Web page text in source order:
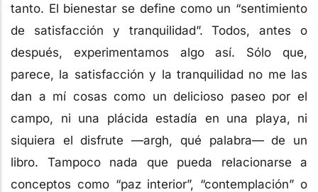
tanto. El bienestar se define como un “sentimiento
de satisfacción y tranquilidad”. Todos, antes o
después, experimentamos algo así. Sólo que,
parece, la satisfacción y la tranquilidad no me las
dan a mí cosas como un delicioso paseo por el
campo, ni una plácida estadía en una playa, ni
siquiera el disfrute —argh, qué palabra— de un
libro. Tampoco nada que pueda relacionarse a
conceptos como “paz interior”, “contemplación” o